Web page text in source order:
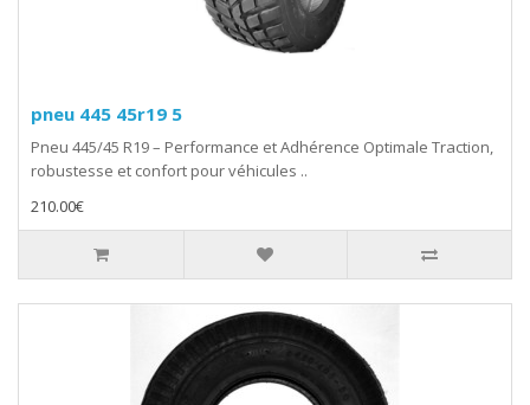
pneu 445 45r19 5​
Pneu 445/45 R19 – Performance et Adhérence Optimale Traction,
robustesse et confort pour véhicules ..
210.00€